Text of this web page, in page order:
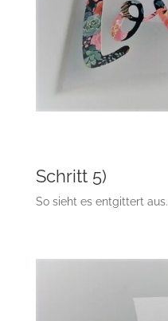
Schritt 5)
So sieht es entgittert aus.